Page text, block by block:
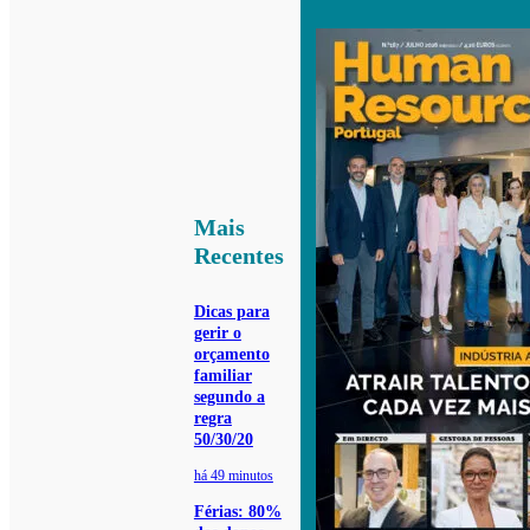
Mais
Recentes
Dicas para
gerir o
orçamento
familiar
segundo a
regra
50/30/20
há 49 minutos
Férias: 80%